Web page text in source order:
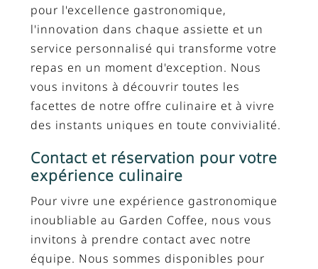
pour l'excellence gastronomique,
l'innovation dans chaque assiette et un
service personnalisé qui transforme votre
repas en un moment d'exception. Nous
vous invitons à découvrir toutes les
facettes de notre offre culinaire et à vivre
des instants uniques en toute convivialité.
Contact et réservation pour votre
expérience culinaire
Pour vivre une expérience gastronomique
inoubliable au Garden Coffee, nous vous
invitons à prendre contact avec notre
équipe. Nous sommes disponibles pour